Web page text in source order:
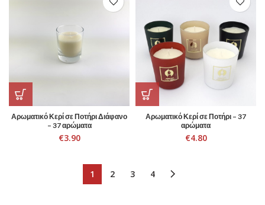
Αρωματικό Κερί σε Ποτήρι Διάφανο
– 37 αρώματα
€3.90
Αρωματικό Κερί σε Ποτήρι – 37
αρώματα
€4.80
1 2 3 4